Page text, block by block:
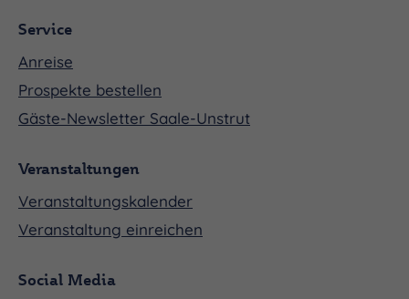
Service
Anreise
Prospekte bestellen
Gäste-Newsletter Saale-Unstrut
Veranstaltungen
Veranstaltungskalender
Veranstaltung einreichen
Social Media